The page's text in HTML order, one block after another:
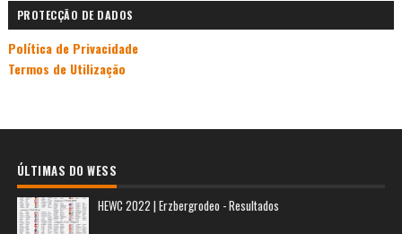
PROTECÇÃO DE DADOS
Política de Privacidade
Termos de Utilização
ÚLTIMAS DO WESS
HEWC 2022 | Erzbergrodeo - Resultados